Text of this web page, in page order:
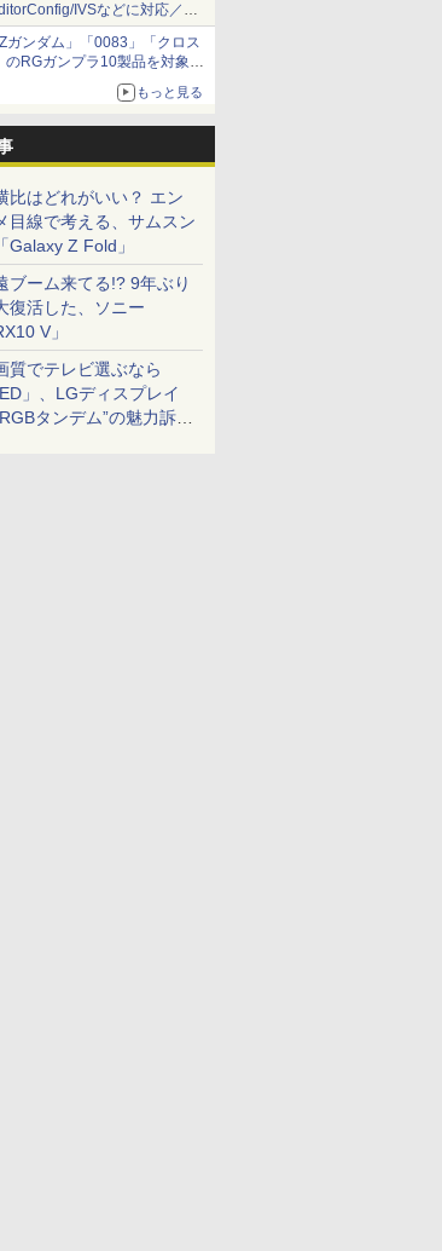
IVSなどに対応／複
したセキュリティアップデー
ガンダム」「0083」「クロス
のRGガンプラ10製品を対象に
月10日11時より実施！
もっと見る
比はどれがいい？ エン
目線で考える、サムスン
Galaxy Z Fold」
ブーム来てる!? 9年ぶり
復活した、ソニー
V」
質でテレビ選ぶなら
」、LGディスプレイ
タンデム”の魅力訴